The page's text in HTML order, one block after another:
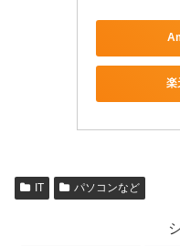
楽
IT パソコンなど